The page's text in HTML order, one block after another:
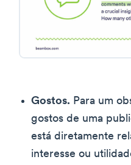
Gostos. Para um
gostos de uma
está diretamente
interesse ou